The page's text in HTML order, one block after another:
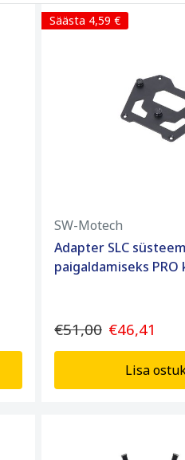
Säästa 4,59 €
SW-Motech
Adapter SLC
paigaldamiseks PRO
€51,00 €46,41
Lisa